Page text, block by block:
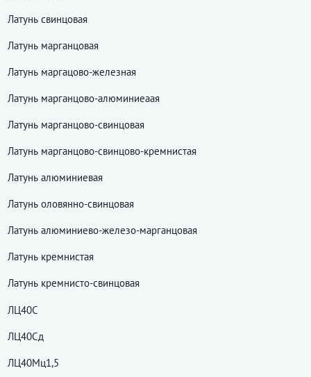
Латунь свинцовая
Латунь марганцовая
Латунь маргацово-железная
Латунь марганцово-алюминиеаая
Латунь марганцово-свинцовая
Латунь марганцово-свинцово-кремнистая
Латунь алюминиевая
Латунь оловянно-свинцовая
Латунь алюминиево-железо-марганцовая
Латунь кремнистая
Латунь кремнисто-свинцовая
ЛЦ40С
ЛЦ40Сд
ЛЦ40Мц1,5